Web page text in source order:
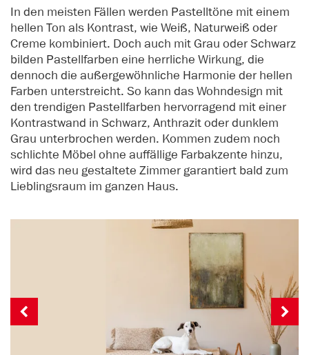
In den meisten Fällen werden Pastelltöne mit einem
hellen Ton als Kontrast, wie Weiß, Naturweiß oder
Creme kombiniert. Doch auch mit Grau oder Schwarz
bilden Pastellfarben eine herrliche Wirkung, die
dennoch die außergewöhnliche Harmonie der hellen
Farben unterstreicht. So kann das Wohndesign mit
den trendigen Pastellfarben hervorragend mit einer
Kontrastwand in Schwarz, Anthrazit oder dunklem
Grau unterbrochen werden. Kommen zudem noch
schlichte Möbel ohne auffällige Farbakzente hinzu,
wird das neu gestaltete Zimmer garantiert bald zum
Lieblingsraum im ganzen Haus.